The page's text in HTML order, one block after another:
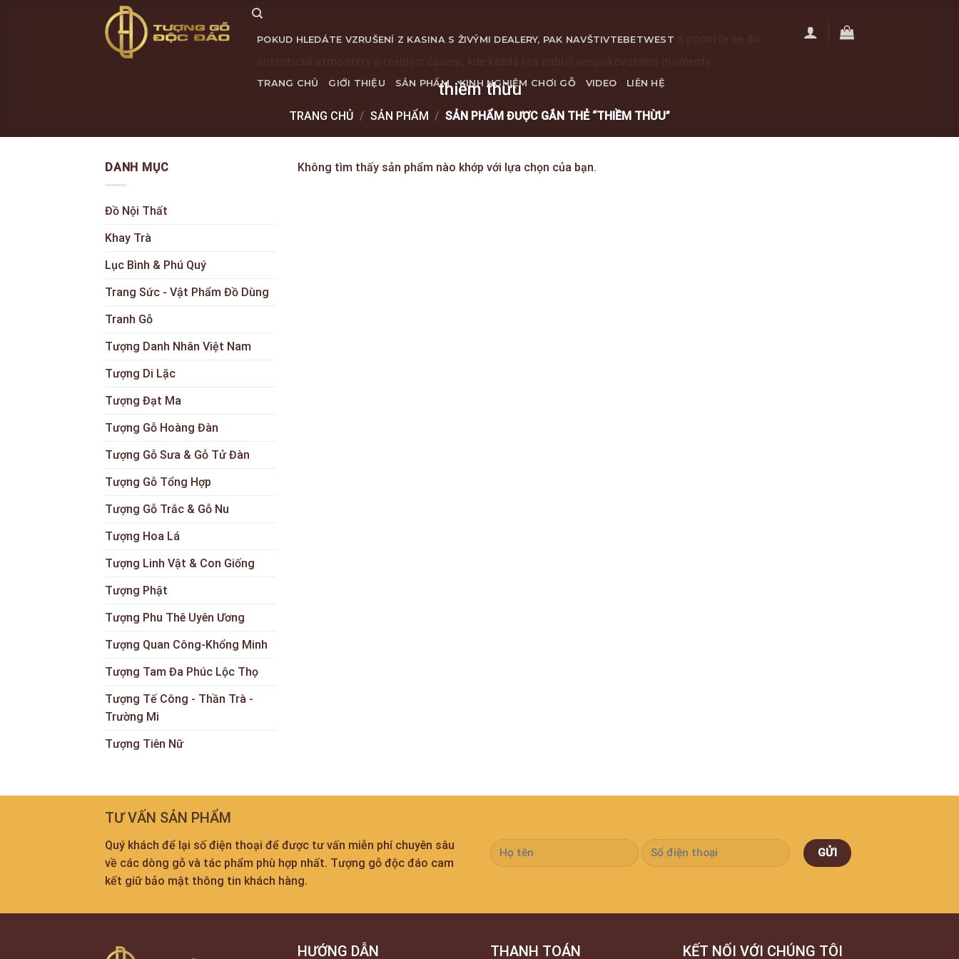
POKUD HLEDÁTE VZRUŠENÍ Z KASINA S ŽIVÝMI DEALERY, PAK NAVŠTIVTEBETWEST
TRANG CHỦ GIỚI THIỆU SẢN PHẨM KINH NGHIỆM CHƠI GỖ VIDEO LIÊN HỆ
thiềm thừu
TRANG CHỦ / SẢN PHẨM / SẢN PHẨM ĐƯỢC GẮN THẺ “THIỀM THỪU”
DANH MỤC
Đồ Nội Thất
Khay Trà
Lục Bình & Phú Quý
Trang Sức - Vật Phẩm Đồ Dùng
Tranh Gỗ
Tượng Danh Nhân Việt Nam
Tượng Di Lặc
Tượng Đạt Ma
Tượng Gỗ Hoàng Đàn
Tượng Gỗ Sưa & Gỗ Tử Đàn
Tượng Gỗ Tổng Hợp
Tượng Gỗ Trắc & Gỗ Nu
Tượng Hoa Lá
Tượng Linh Vật & Con Giống
Tượng Phật
Tượng Phu Thê Uyên Ương
Tượng Quan Công-Khổng Minh
Tượng Tam Đa Phúc Lộc Thọ
Tượng Tế Công - Thần Trà -
Trường Mi
Tượng Tiên Nữ
Không tìm thấy sản phẩm nào khớp với lựa chọn của bạn.
TƯ VẤN SẢN PHẨM
Quý khách để lại số điện thoại để được tư vấn miễn phí chuyên sâu
về các dòng gỗ và tác phẩm phù hợp nhất. Tượng gỗ độc đáo cam
kết giữ bảo mật thông tin khách hàng.
HƯỚNG DẪN THANH TOÁN KẾT NỐI VỚI CHÚNG TÔI